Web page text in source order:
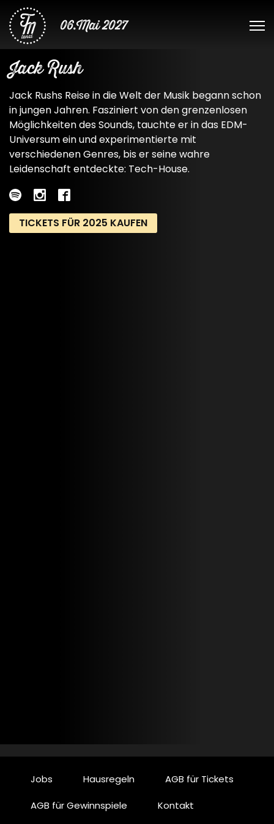
06.Mai 2027
Jack Rush
Jack Rushs Reise in die Welt der Musik begann schon
in jungen Jahren. Fasziniert von den grenzenlosen
Möglichkeiten des Sounds, tauchte er in das EDM-
Universum ein und experimentierte mit
verschiedenen Genres, bis er seine wahre
Leidenschaft entdeckte: Tech-House.
TICKETS FÜR 2025 KAUFEN
Jobs Hausregeln AGB für Tickets
AGB für Gewinnspiele Kontakt